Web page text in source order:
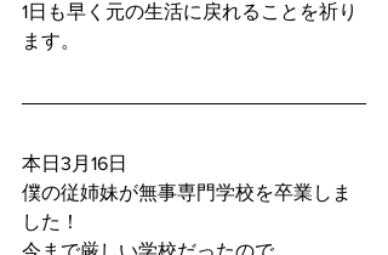
1日も早く元の生活に戻れることを祈り
ます。
本日3月16日
僕の従姉妹が無事専門学校を卒業しま
した！
今まで厳しい学校だったので